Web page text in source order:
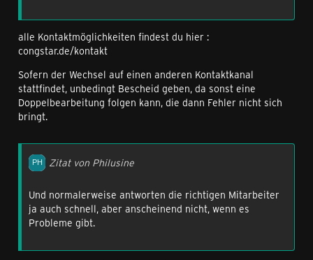
alle Kontaktmöglichkeiten findest du hier :
congstar.de/kontakt
Sofern der Wechsel auf einen anderen Kontaktkanal
stattfindet, unbedingt Bescheid geben, da sonst eine
Doppelbearbeitung folgen kann, die dann Fehler nicht sich
bringt.
Zitat von Philusine
Und normalerweise antworten die richtigen Mitarbeiter
ja auch schnell, aber anscheinend nicht, wenn es
Probleme gibt.